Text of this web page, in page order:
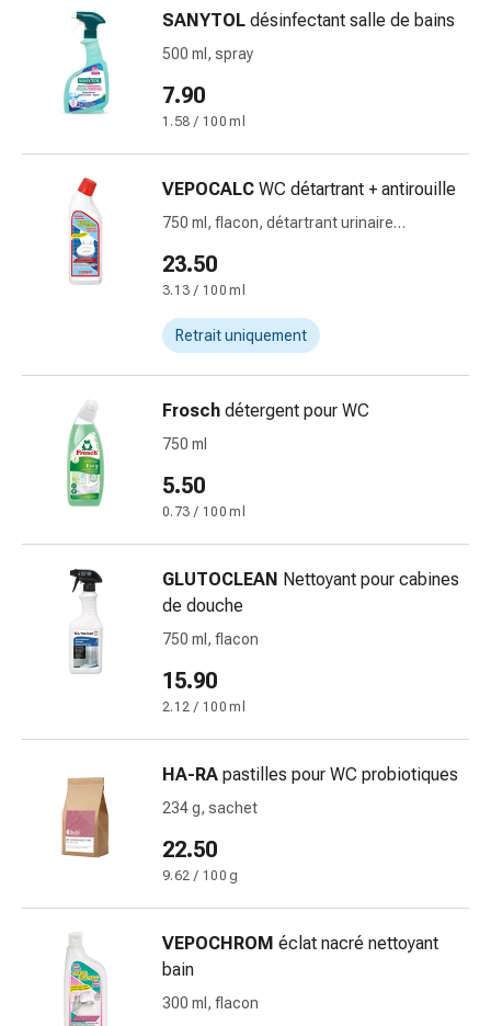
Pansements
Gazes
Bandes
Pansements
Bandes
pansement,
accessoires
Pansements
tubulaires
Matériel
pansement
Brûlures
soleil
pansements
adhésifs
Traitement
des
plaies
Sprays
SANYTOL désinfectant salle de bains
500 ml, spray
7.90
1.58 / 100 ml
VEPOCALC WC détartrant + antirouille
750 ml, flacon, détartrant urinaire
23.50
3.13 / 100 ml
Retrait uniquement
Frosch détergent pour WC
750 ml
5.50
0.73 / 100 ml
GLUTOCLEAN Nettoyant pour cabines
de douche
750 ml, flacon
15.90
2.12 / 100 ml
HA-RA pastilles pour WC probiotiques
234 g, sachet
22.50
9.62 / 100 g
VEPOCHROM éclat nacré nettoyant
bain
300 ml, flacon